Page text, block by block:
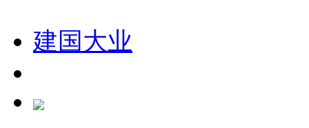
建国大业